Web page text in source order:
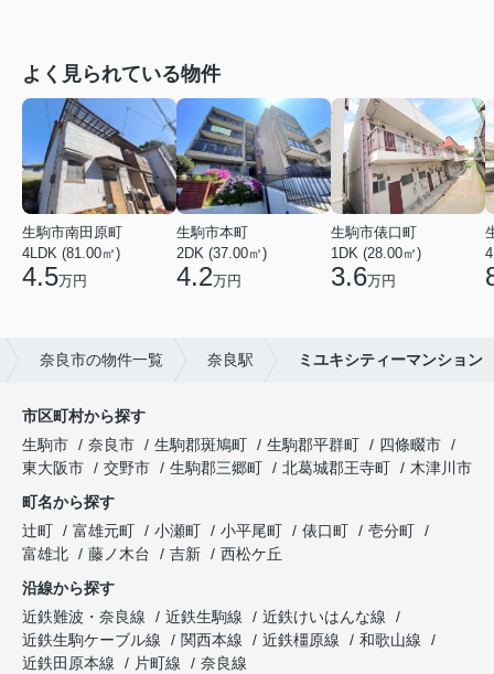
よく見られている物件
生駒市南田原町
4LDK (81.00㎡)
4.5万円
生駒市本町
2DK (37.00㎡)
4.2万円
生駒市俵口町
1DK (28.00㎡)
3.6万円
奈良市の物件一覧 奈良駅 ミユキシティーマンション
市区町村から探す
生駒市
奈良市 生駒郡斑鳩町 生駒郡平群町
四條畷市
東大阪市
交野市 生駒郡三郷町 北葛城郡王寺町
木津川市
町名から探す
辻町
富雄元町 小瀬町 小平尾町 俵口町
壱分町
富雄北
藤ノ木台 吉新
西松ケ丘
沿線から探す
近鉄難波・奈良線
近鉄生駒線
近鉄けいはんな線
近鉄生駒ケーブル線
関西本線 近鉄橿原線
和歌山線
近鉄田原本線
片町線
奈良線